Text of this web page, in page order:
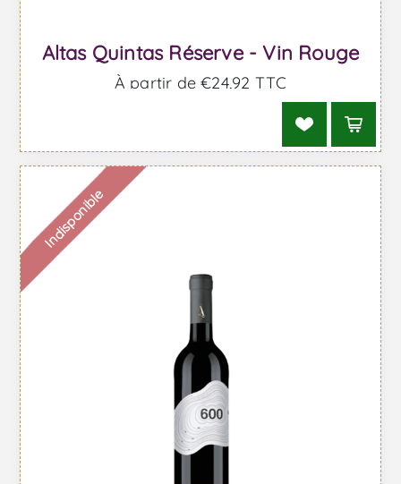
Altas Quintas Réserve - Vin Rouge
À partir de €24,92 TTC
Indisponible